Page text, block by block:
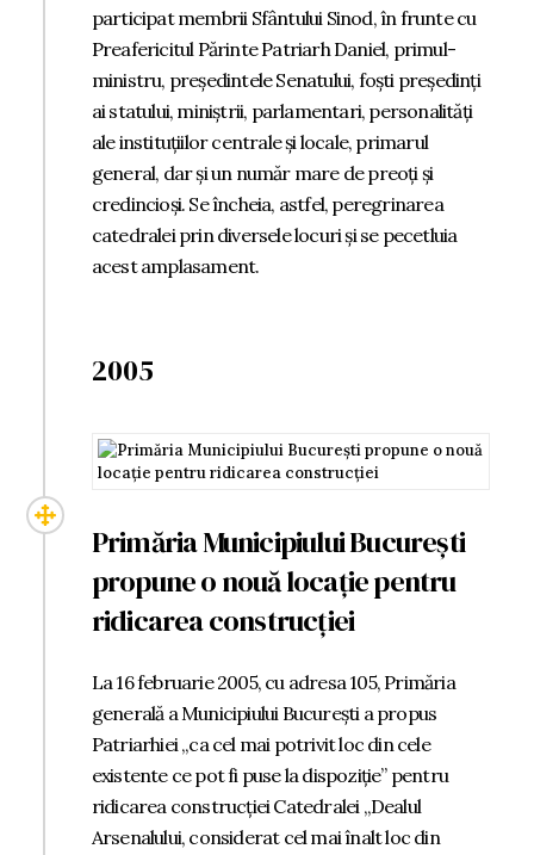
participat membrii Sfântului Sinod, în frunte cu
Preafericitul Părinte Patriarh Daniel, primul-
ministru, președintele Senatului, foști președinți
ai statului, miniștrii, parlamentari, personalități
ale instituțiilor centrale și locale, primarul
general, dar și un număr mare de preoți și
credincioși. Se încheia, astfel, peregrinarea
catedralei prin diversele locuri și se pecetluia
acest amplasament.
2005
Primăria Municipiului București
propune o nouă locație pentru
ridicarea construcției
La 16 februarie 2005, cu adresa 105, Primăria
generală a Municipiului București a propus
Patriarhiei „ca cel mai potrivit loc din cele
existente ce pot fi puse la dispoziție” pentru
ridicarea construcției Catedralei „Dealul
Arsenalului, considerat cel mai înalt loc din